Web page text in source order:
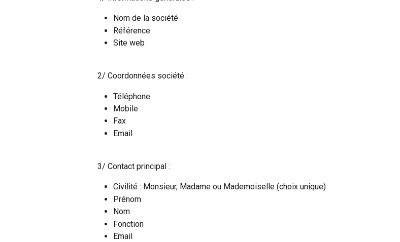
Nom de la société
Référence
Site web
2/ Coordonnées société :
Téléphone
Mobile
Fax
Email
3/ Contact principal :
Civilité : Monsieur, Madame ou Mademoiselle (choix unique)
Prénom
Nom
Fonction
Email